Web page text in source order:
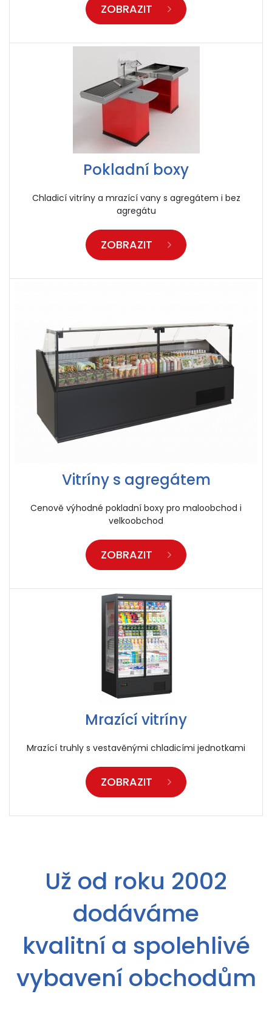
ZOBRAZIT
Pokladní boxy
Chladicí vitríny a mrazící vany s agregátem i bez
agregátu
ZOBRAZIT
Vitríny s agregátem
Cenově výhodné pokladní boxy pro maloobchod i
velkoobchod
ZOBRAZIT
Mrazící vitríny
Mrazící truhly s vestavěnými chladicími jednotkami
ZOBRAZIT
Už od roku 2002
dodáváme
kvalitní a spolehlivé
vybavení obchodům